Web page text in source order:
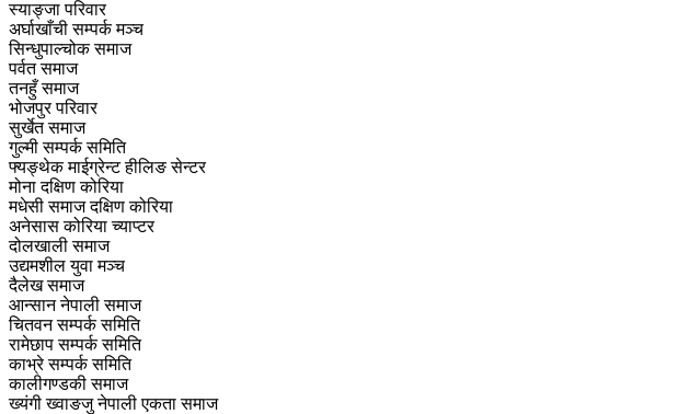
स्याङ्जा परिवार
अर्घाखाँची सम्पर्क मञ्च
सिन्धुपाल्चोक समाज
पर्वत समाज
तनहुँ समाज
भोजपुर परिवार
सुर्खेत समाज
गुल्मी सम्पर्क समिति
फ्यङ्थेक माईग्रेन्ट हीलिङ सेन्टर
मोना दक्षिण कोरिया
मधेसी समाज दक्षिण कोरिया
अनेसास कोरिया च्याप्टर
दोलखाली समाज
उद्यमशील युवा मञ्च
दैलेख समाज
आन्सान नेपाली समाज
चितवन सम्पर्क समिति
रामेछाप सम्पर्क समिति
काभ्रे सम्पर्क समिति
कालीगण्डकी समाज
ख्यंगी ख्वाङजु नेपाली एकता समाज